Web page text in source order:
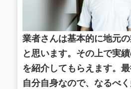
業者さんは基本的に地元
と思います。その上で実
を紹介してもらえます。
自分自身なので、なるべ